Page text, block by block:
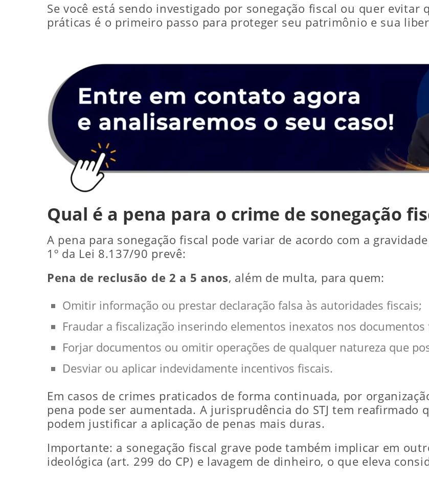
Se você está sendo investigado por sonegação fiscal ou quer evitar
práticas é o primeiro passo para proteger seu patrimônio e sua
Qual é a pena para o crime de sonegação
A pena para sonegação fiscal pode variar de acordo com a
1º da Lei 8.137/90 prevê:
Pena de reclusão de 2 a 5 anos, além de multa, para quem:
Omitir informação ou prestar declaração falsa às autoridades fiscais;
Fraudar a fiscalização inserindo elementos inexatos nos documentos
Forjar documentos ou omitir operações de qualquer natureza que
Desviar ou aplicar indevidamente incentivos fiscais.
Em casos de crimes praticados de forma continuada, por
pena pode ser aumentada. A jurisprudência do STJ tem reafirmado
podem justificar a aplicação de penas mais duras.
Importante: a sonegação fiscal grave pode também implicar em
ideológica (art. 299 do CP) e lavagem de dinheiro, o que eleva